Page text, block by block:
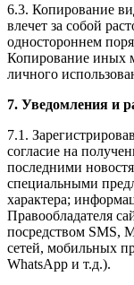
6.3. Копирование
влечет за собой
одностороннем
Копирование иных
личного
7. Уведомления и
7.1.
согласие на
последними
специальными
характера;
Правообладателя
посредством SMS,
сетей, мобильных
WhatsApp и т.д.).